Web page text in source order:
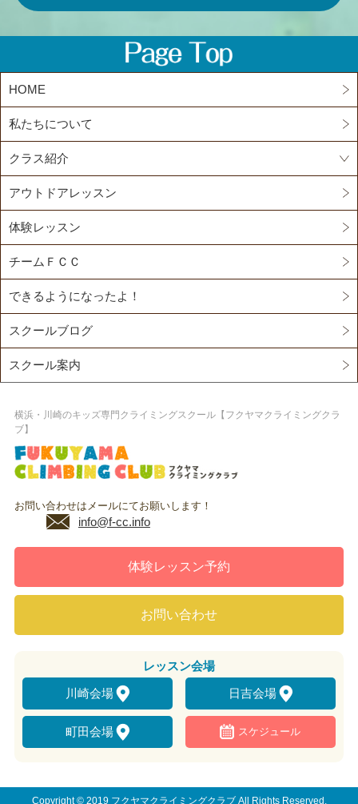
HOME
私たちについて
クラス紹介
アウトドアレッスン
体験レッスン
チームＦＣＣ
できるようになったよ！
スクールブログ
スクール案内
横浜・川崎のキッズ専門クライミングスクール【フクヤマクライミングクラ
ブ】
お問い合わせはメールにてお願いします！
info@f-cc.info
体験レッスン予約
お問い合わせ
レッスン会場
川崎会場
日吉会場
町田会場 スケジュール
Copyright © 2019 フクヤマクライミングクラブ All Rights Reserved.